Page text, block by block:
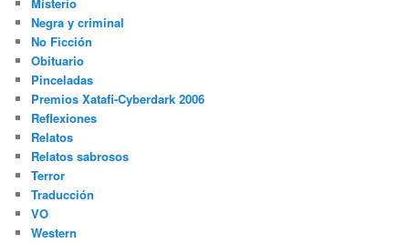
Negra y criminal
No Ficción
Obituario
Pinceladas
Premios Xatafi-Cyberdark 2006
Reflexiones
Relatos
Relatos sabrosos
Terror
Traducción
VO
Western